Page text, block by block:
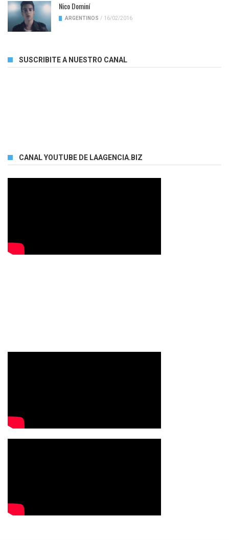
Nico Dominí
ARGENTINOS / 16/02/2016
SUSCRIBITE A NUESTRO CANAL
CANAL YOUTUBE DE LAAGENCIA.BIZ